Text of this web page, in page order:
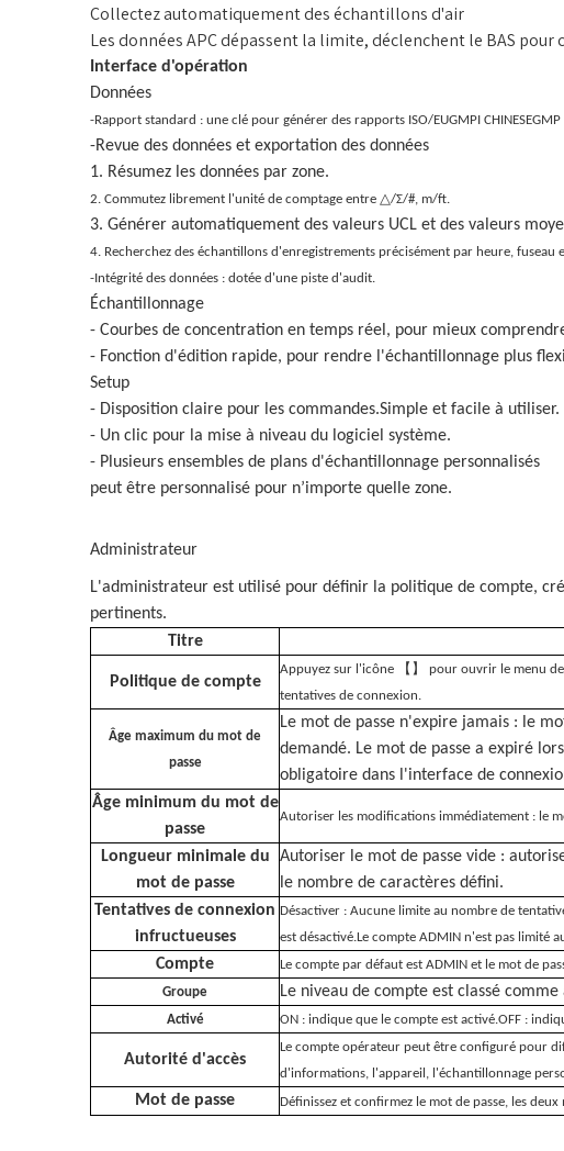
Collectez automatiquement des échantillons d'air
Les données APC dépassent la limite, déclenchent le BAS
Interface d'opération
Données
-Rapport standard : une clé pour générer des rapports ISO/EUGMPI CHINESEGMP
-Revue des données et exportation des données
1. Résumez les données par zone.
2. Commutez librement l'unité de comptage entre △/Σ/#, m/ft.
3. Générer automatiquement des valeurs UCL et des valeurs
4. Recherchez des échantillons d'enregistrements précisément par heure, fuseau
-Intégrité des données : dotée d'une piste d'audit.
Échantillonnage
- Courbes de concentration en temps réel, pour mieux
- Fonction d'édition rapide, pour rendre l'échantillonnage plus
Setup
- Disposition claire pour les commandes.Simple et facile à utiliser.
- Un clic pour la mise à niveau du logiciel système.
- Plusieurs ensembles de plans d'échantillonnage personnalisés
peut être personnalisé pour n’importe quelle zone.
Administrateur
L'administrateur est utilisé pour définir la politique de compte,
pertinents.
Titre
Politique de compte
Appuyez sur l'icône 【】 pour ouvrir le menu
tentatives de connexion.
Âge maximum du mot de
passe
Le mot de passe n'expire jamais : le
demandé. Le mot de passe a expiré
obligatoire dans l'interface de
Âge minimum du mot de
passe
Autoriser les modifications immédiatement : le
Longueur minimale du
mot de passe
Autoriser le mot de passe vide :
le nombre de caractères défini.
Tentatives de connexion
infructueuses
Désactiver : Aucune limite au nombre de
est désactivé.Le compte ADMIN n'est pas limité
Compte
Le compte par défaut est ADMIN et le mot de
Groupe
Le niveau de compte est classé
Activé ON : indique que le compte est activé.OFF :
Autorité d'accès
Le compte opérateur peut être configuré pour
d'informations, l'appareil, l'échantillonnage
Mot de passe Définissez et confirmez le mot de passe, les